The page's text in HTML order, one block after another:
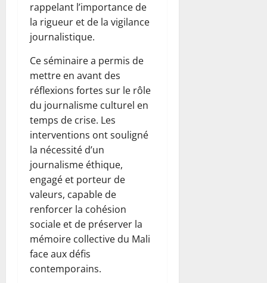
rappelant l’importance de
la rigueur et de la vigilance
journalistique.
Ce séminaire a permis de
mettre en avant des
réflexions fortes sur le rôle
du journalisme culturel en
temps de crise. Les
interventions ont souligné
la nécessité d’un
journalisme éthique,
engagé et porteur de
valeurs, capable de
renforcer la cohésion
sociale et de préserver la
mémoire collective du Mali
face aux défis
contemporains.